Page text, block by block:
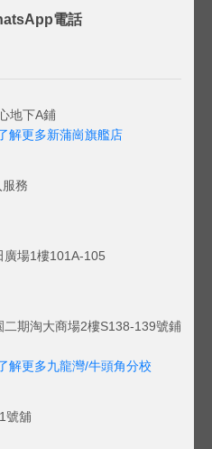
電話
地下A鋪
解更多新蒲崗旗艦店
務
廣場1樓101A-105
期淘大商場2樓S138-139號鋪
解更多九龍灣/牛頭角分校
號舖